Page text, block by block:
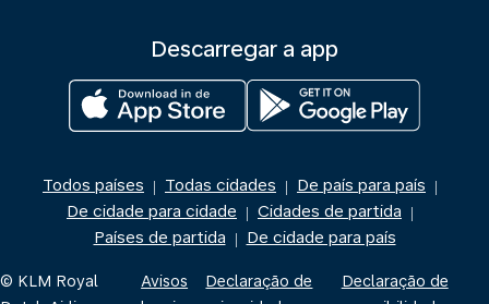
Descarregar a app
Todos países | Todas cidades | De país para país |
De cidade para cidade | Cidades de partida |
Países de partida | De cidade para país
© KLM Royal
Avisos
Declaração de
Declaração de